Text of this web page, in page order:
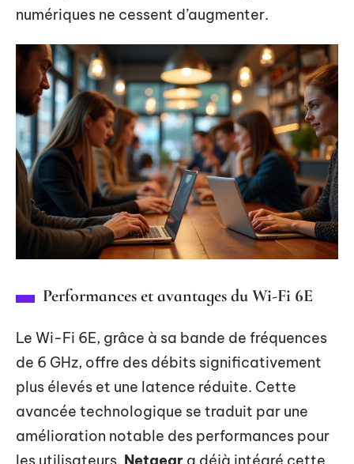
numériques ne cessent d’augmenter.
Performances et avantages du Wi-Fi 6E
Le Wi-Fi 6E, grâce à sa bande de fréquences
de 6 GHz, offre des débits significativement
plus élevés et une latence réduite. Cette
avancée technologique se traduit par une
amélioration notable des performances pour